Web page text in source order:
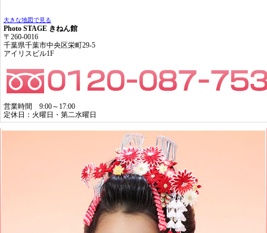
大きな地図で見る
Photo STAGE きねん館
〒260-0016
千葉県千葉市中央区栄町29-5
アイリスビル1F
営業時間 9:00～17:00
定休日：火曜日・第二水曜日